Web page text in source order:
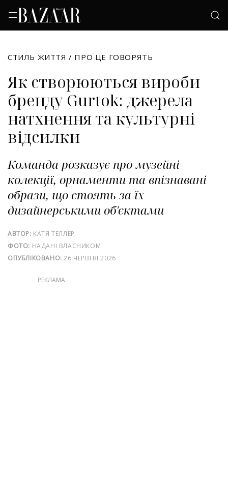
СТИЛЬ ЖИТТЯ / ПРО ЦЕ ГОВОРЯТЬ
Як створюються вироби
бренду Gurtok: джерела
натхнення та культурні
відсилки
Команда розказує про музейні
колекції, орнаменти та впізнавані
образи, що стоять за їх
дизайнерськими об'єктами
АВТОР: КАТЯ ТЕЛЛЕР
ФОТО: НАДАНІ ВЛАСНИКОМ
ОПУБЛІКОВАНО: 26 ЧЕРВНЯ 2026